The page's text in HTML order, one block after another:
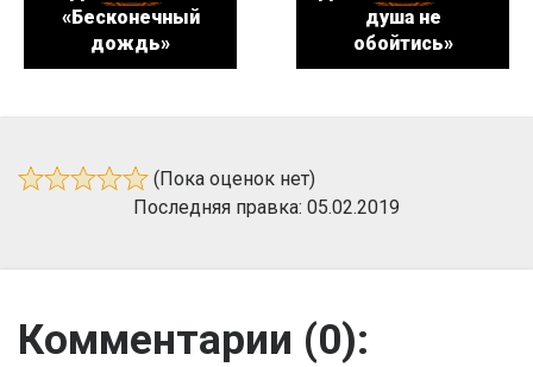
«Бесконечный
дождь»
душа не
обойтись»
(Пока оценок нет)
Последняя правка: 05.02.2019
Комментарии (0):